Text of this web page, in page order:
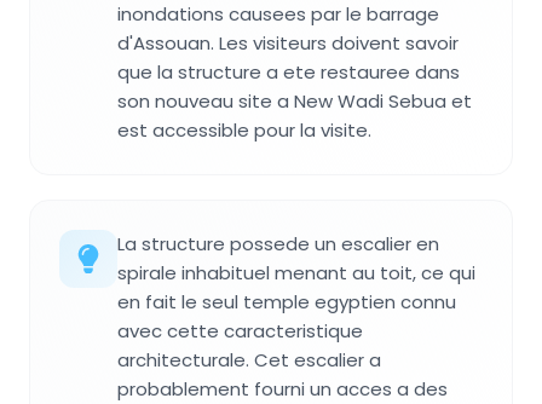
inondations causees par le barrage
d'Assouan. Les visiteurs doivent savoir
que la structure a ete restauree dans
son nouveau site a New Wadi Sebua et
est accessible pour la visite.
La structure possede un escalier en
spirale inhabituel menant au toit, ce qui
en fait le seul temple egyptien connu
avec cette caracteristique
architecturale. Cet escalier a
probablement fourni un acces a des